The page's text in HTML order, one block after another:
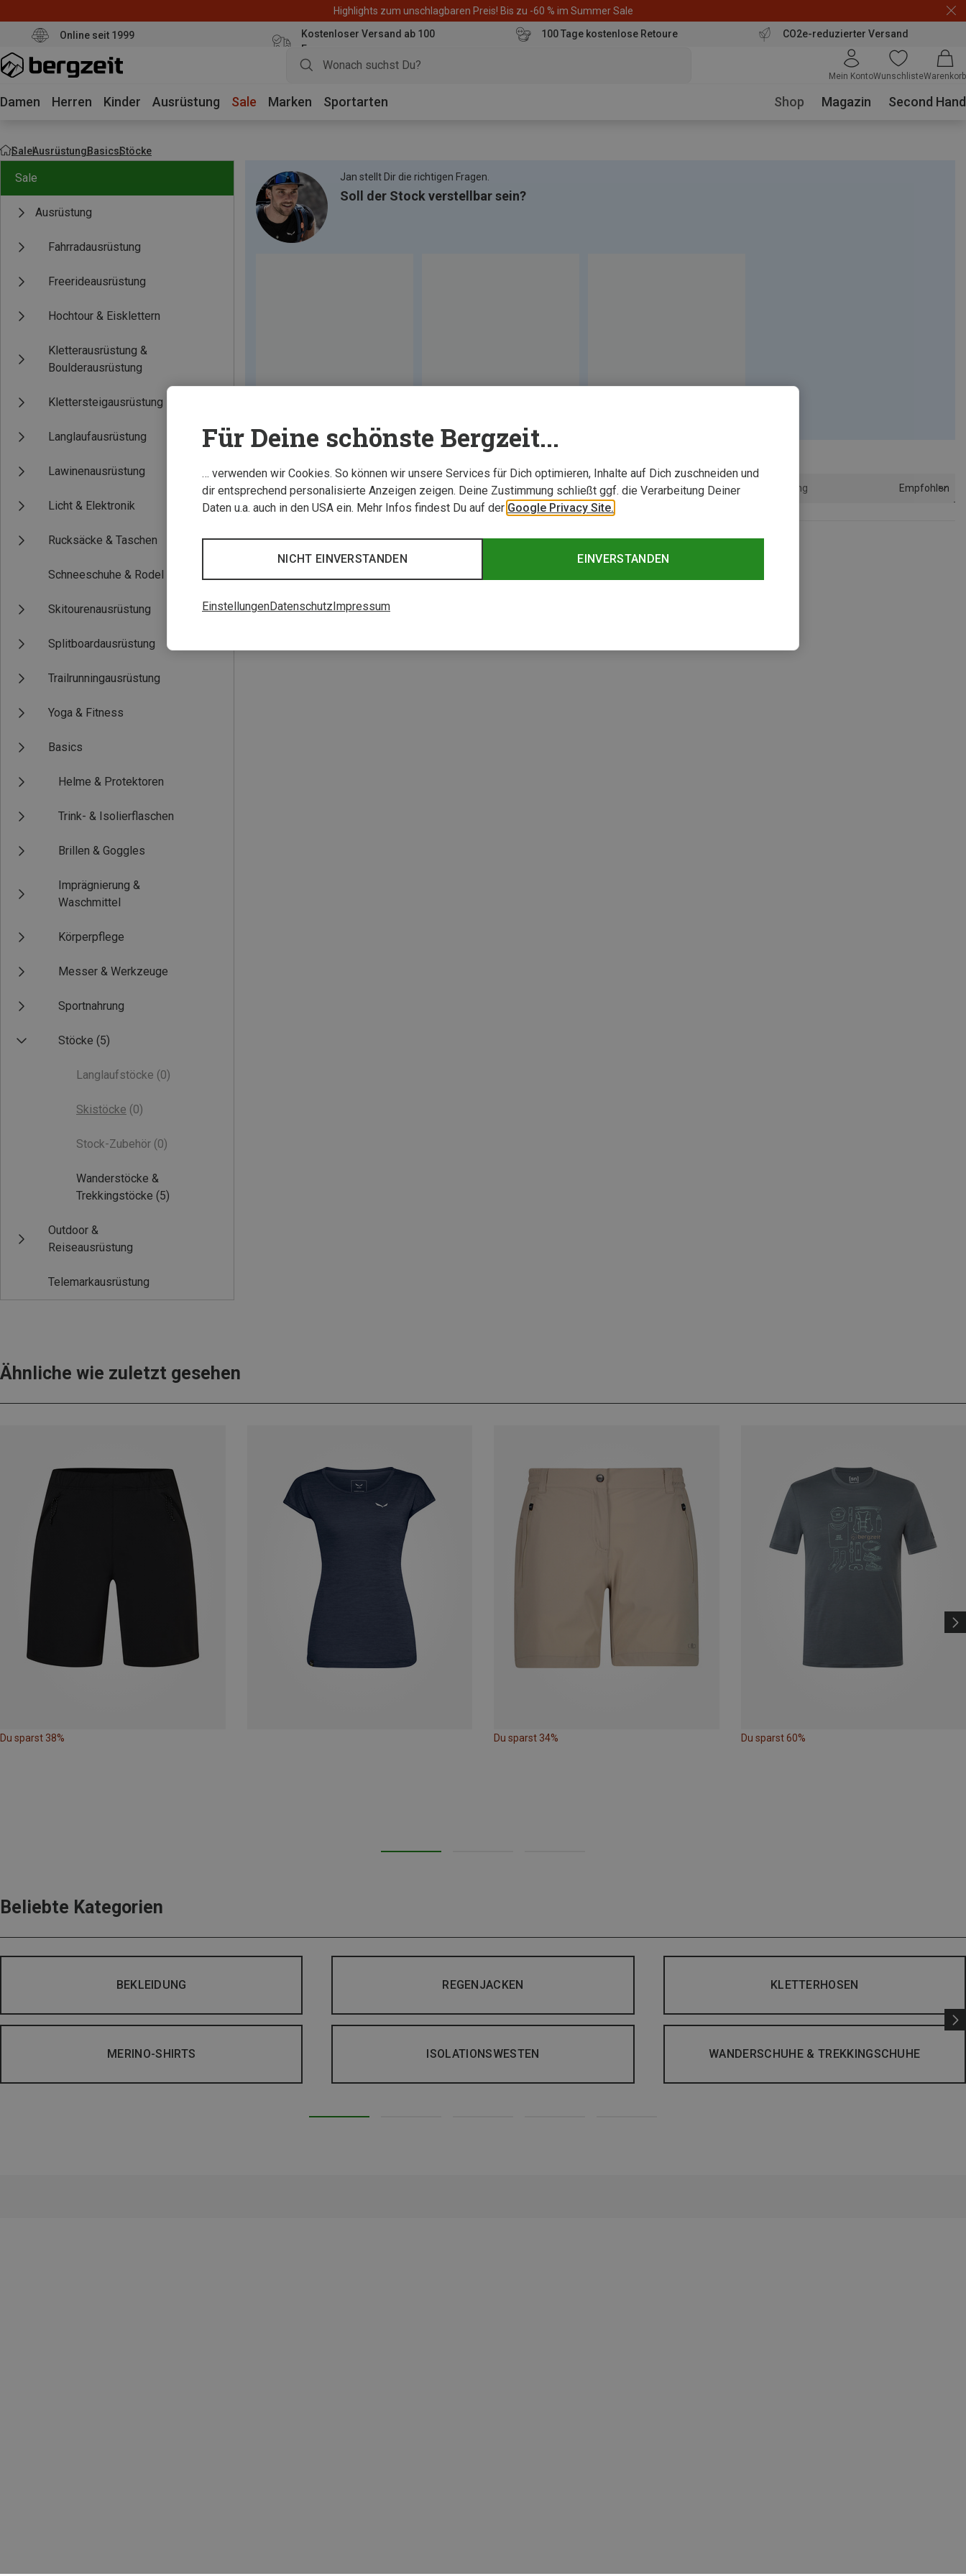
Highlights zum unschlagbaren Preis! Bis zu -60 % im Summer Sale
Online seit 1999
Kostenloser Versand ab 100
Euro
100 Tage kostenlose Retoure CO2e-reduzierter Versand
Mein KontoWunschlisteWarenkorb
Damen Herren Kinder Ausrüstung Sale Marken Sportarten Shop Magazin Second Hand
SaleAusrüstungBasicsStöcke
Sale
Ausrüstung
Fahrradausrüstung
Freerideausrüstung
Hochtour & Eisklettern
Kletterausrüstung &
Boulderausrüstung
Klettersteigausrüstung
Langlaufausrüstung
Lawinenausrüstung
Licht & Elektronik
Rucksäcke & Taschen
Schneeschuhe & Rodel
Skitourenausrüstung
Splitboardausrüstung
Trailrunningausrüstung
Yoga & Fitness
Basics
Helme & Protektoren
Trink- & Isolierflaschen
Brillen & Goggles
Imprägnierung &
Waschmittel
Körperpflege
Messer & Werkzeuge
Sportnahrung
Stöcke (5)
Langlaufstöcke (0)
Skistöcke (0)
Stock-Zubehör (0)
Wanderstöcke &
Trekkingstöcke (5)
Outdoor &
Reiseausrüstung
Telemarkausrüstung
Jan stellt Dir die richtigen Fragen.
Soll der Stock verstellbar sein?
Sortierung Empfohlen
0 von 0 Artikel angesehen
Ähnliche wie zuletzt gesehen
Du sparst 38% Du sparst 34% Du sparst 60%
Beliebte Kategorien
BEKLEIDUNG REGENJACKEN KLETTERHOSEN
MERINO-SHIRTS ISOLATIONSWESTEN WANDERSCHUHE & TREKKINGSCHUHE
Für Deine schönste Bergzeit...
… verwenden wir Cookies. So können wir unsere Services für Dich optimieren, Inhalte auf Dich zuschneiden und
dir entsprechend personalisierte Anzeigen zeigen. Deine Zustimmung schließt ggf. die Verarbeitung Deiner
Daten u.a. auch in den USA ein. Mehr Infos findest Du auf der Google Privacy Site.
EINVERSTANDEN
NICHT EINVERSTANDEN
EinstellungenDatenschutzImpressum